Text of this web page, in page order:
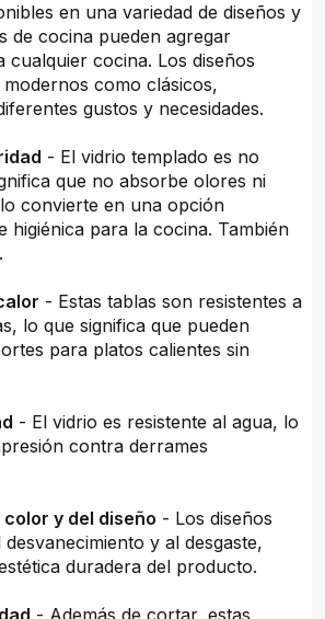
en una variedad de diseños y
de cocina pueden agregar
cualquier cocina. Los diseños
como clásicos,
gustos y necesidades.
- El vidrio templado es no
que no absorbe olores ni
convierte en una opción
higiénica para la cocina. También
- Estas tablas son resistentes a
lo que significa que pueden
para platos calientes sin
- El vidrio es resistente al agua, lo
contra derrames
y del diseño - Los diseños
y al desgaste,
duradera del producto.